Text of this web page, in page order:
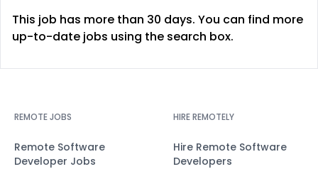
This job has more than 30 days. You can find more
up-to-date jobs using the search box.
REMOTE JOBS
Remote Software
Developer Jobs
HIRE REMOTELY
Hire Remote Software
Developers